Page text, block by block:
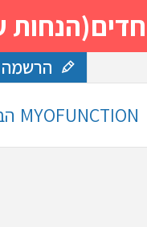
30%)- נסה
הרשמה
MYOFUNCTION